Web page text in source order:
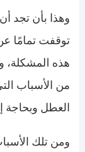
وهذا بأن تجد
توقفت تمامًا
هذه المشكلة،
من الأسباب
العطل وبحاجة
ومن تلك